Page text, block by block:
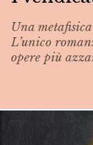
Una
L’unico
opere più